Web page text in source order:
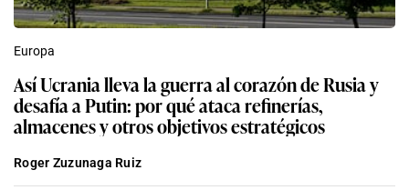
Europa
Así Ucrania lleva la guerra al corazón de Rusia y
desafía a Putin: por qué ataca refinerías,
almacenes y otros objetivos estratégicos
Roger Zuzunaga Ruiz